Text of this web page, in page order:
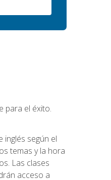
para el éxito.
inglés según el
temas y la hora
Las clases
acceso a